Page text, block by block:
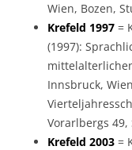
Wien, Bozen,
Krefeld 1997 =
(1997):
Innsbruck,
Vorarlbergs 49,
Krefeld 2003 =